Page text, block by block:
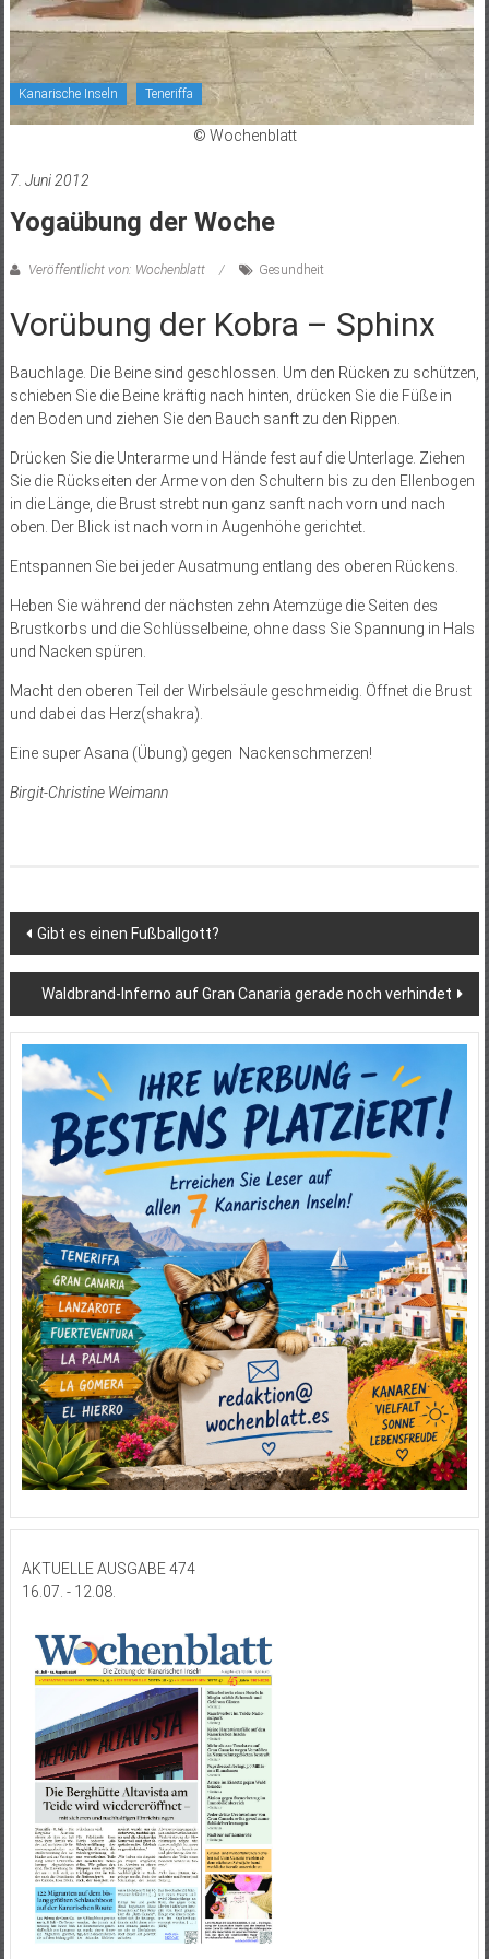
Kanarische Inseln Teneriffa
© Wochenblatt
7. Juni 2012
Yogaübung der Woche
Veröffentlicht von: Wochenblatt Gesundheit
Vorübung der Kobra – Sphinx
Bauchlage. Die Beine sind geschlossen. Um den Rücken zu schützen,
schieben Sie die Beine kräftig nach hinten, drücken Sie die Füße in
den Boden und ziehen Sie den Bauch sanft zu den Rippen.
Drücken Sie die Unterarme und Hände fest auf die Unterlage. Ziehen
Sie die Rückseiten der Arme von den Schultern bis zu den Ellenbogen
in die Länge, die Brust strebt nun ganz sanft nach vorn und nach
oben. Der Blick ist nach vorn in Augenhöhe gerichtet.
Entspannen Sie bei jeder Ausatmung entlang des oberen Rückens.
Heben Sie während der nächsten zehn Atemzüge die Seiten des
Brustkorbs und die Schlüsselbeine, ohne dass Sie Spannung in Hals
und Nacken spüren.
Macht den oberen Teil der Wirbelsäule geschmeidig. Öffnet die Brust
und dabei das Herz(shakra).
Eine super Asana (Übung) gegen Nackenschmerzen!
Birgit-Christine Weimann
Beitragsnavigation
Gibt es einen Fußballgott?
Waldbrand-Inferno auf Gran Canaria gerade noch verhindet
AKTUELLE AUSGABE 474
16.07. - 12.08.